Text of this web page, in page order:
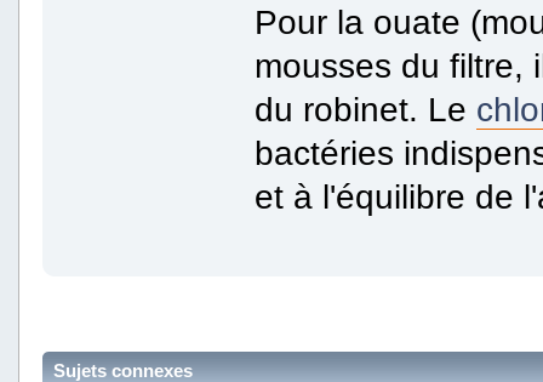
Pour la ouate
mousses du filtre,
du robinet. Le
bactéries
et à l'équilibre de
Sujets connexes